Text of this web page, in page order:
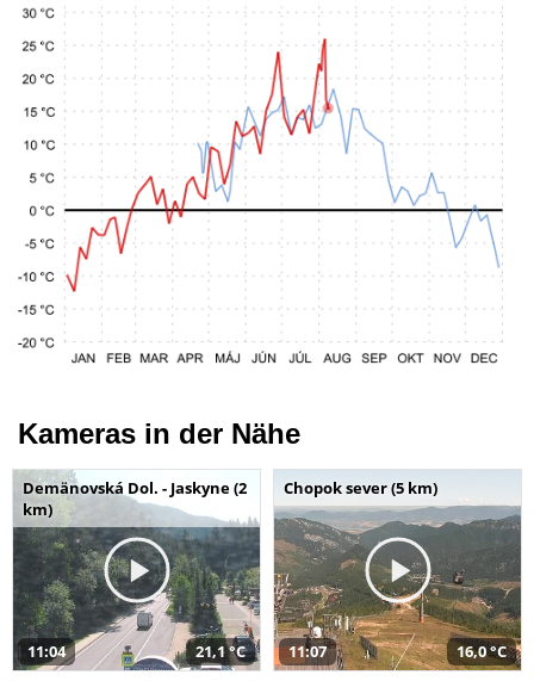
Kameras in der Nähe
Demänovská Dol. - Jaskyne (2
km)
11:04 21,1 °C
Chopok sever (5 km)
11:07 16,0 °C